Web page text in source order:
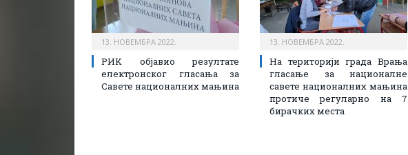
13. НОВЕМБРА 2022.
РИK објавио резултате
електронског гласања за
Савете националних мањина
13. НОВЕМБРА 2022.
На територији града Врања
гласање за националне
савете националних мањина
протиче регуларно на 7
бирачких места